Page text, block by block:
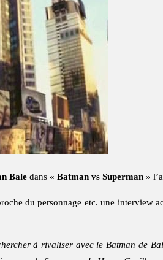
Bale dans « Batman vs Superman »
du personnage etc. une interview
à rivaliser avec le Batman de